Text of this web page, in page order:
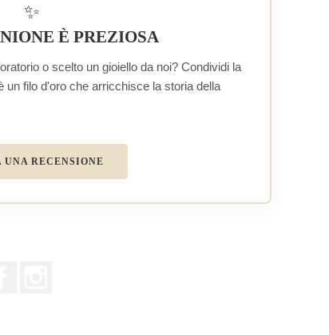
✨
È PREZIOSA
o scelto un gioiello da noi? Condividi la
un filo d'oro che arricchisce la storia della
UNA RECENSIONE